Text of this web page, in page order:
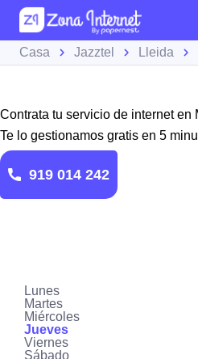
Casa Jazztel Lleida
Contrata tu servicio de internet en
Te lo gestionamos gratis en 5
919 014 242
Lunes
Martes
Miércoles
Jueves
Viernes
Sábado